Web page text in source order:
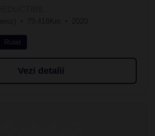
Rulat
Vezi detalii